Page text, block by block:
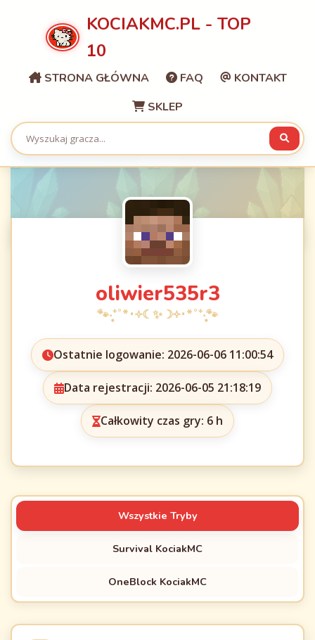
KOCIAKMC.PL - TOP
10
STRONA GŁÓWNA FAQ
KONTAKT
SKLEP
oliwier535r3
Ostatnie logowanie: 2026-06-06 11:00:54
Data rejestracji: 2026-06-05 21:18:19
Całkowity czas gry: 6 h
Wszystkie Tryby
Survival KociakMC
OneBlock KociakMC